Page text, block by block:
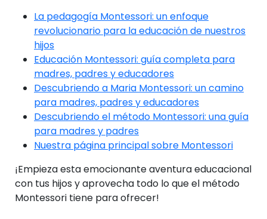
La pedagogía Montessori: un enfoque
revolucionario para la educación de nuestros
hijos
Educación Montessori: guía completa para
madres, padres y educadores
Descubriendo a Maria Montessori: un camino
para madres, padres y educadores
Descubriendo el método Montessori: una guía
para madres y padres
Nuestra página principal sobre Montessori
¡Empieza esta emocionante aventura educacional
con tus hijos y aprovecha todo lo que el método
Montessori tiene para ofrecer!